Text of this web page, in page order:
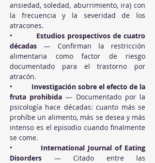
ansiedad, soledad, aburrimiento, ira) con
la frecuencia y la severidad de los
atracones.
• Estudios prospectivos de cuatro
décadas — Confirman la restricción
alimentaria como factor de riesgo
documentado para el trastorno por
atracón.
• Investigación sobre el efecto de la
fruta prohibida — Documentado por la
psicología hace décadas: cuanto más se
prohíbe un alimento, más se desea y más
intenso es el episodio cuando finalmente
se come.
• International Journal of Eating
Disorders — Citado entre las